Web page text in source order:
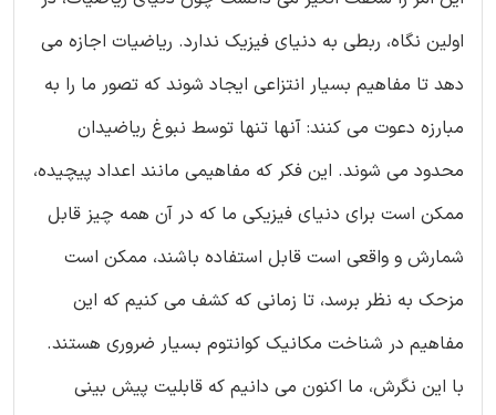
اولین نگاه، ربطی به دنیای فیزیک ندارد. ریاضیات اجازه می
دهد تا مفاهیم بسیار انتزاعی ایجاد شوند که تصور ما را به
مبارزه دعوت می کنند: آنها تنها توسط نبوغ ریاضیدان
محدود می شوند. این فکر که مفاهیمی مانند اعداد پیچیده،
ممکن است برای دنیای فیزیکی ما که در آن همه چیز قابل
شمارش و واقعی است قابل استفاده باشند، ممکن است
مزحک به نظر برسد، تا زمانی که کشف می کنیم که این
مفاهیم در شناخت مکانیک کوانتوم بسیار ضروری هستند.
با این نگرش، ما اکنون می دانیم که قابلیت پیش بینی